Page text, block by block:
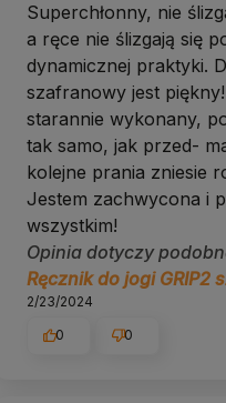
Superchłonny, nie
a ręce nie ślizgają się
dynamicznej praktyki.
szafranowy jest
starannie wykonany,
tak samo, jak przed-
kolejne prania zniesie
Jestem zachwycona i
wszystkim!
Opinia dotyczy
Ręcznik do jogi GRIP2
2/23/2024
0 0